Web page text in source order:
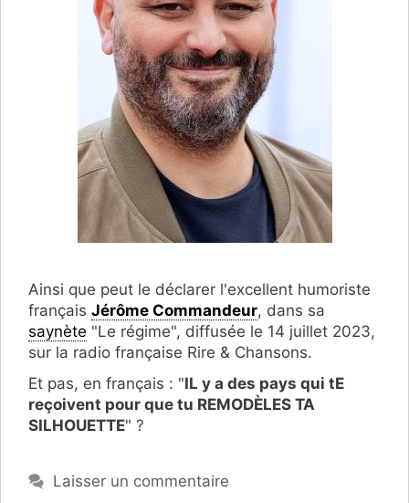
Ainsi que peut le déclarer l'excellent humoriste
français Jérôme Commandeur, dans sa
saynète "Le régime", diffusée le 14 juillet 2023,
sur la radio française Rire & Chansons.
Et pas, en français : "IL y a des pays qui tE
reçoivent pour que tu REMODÈLES TA
SILHOUETTE" ?
Laisser un commentaire